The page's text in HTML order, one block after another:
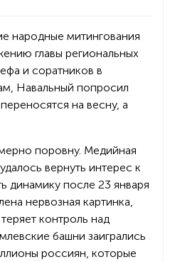
народные митингования
главы региональных
и соратников в
Навальный попросил
на весну, а
поровну. Медийная
вернуть интерес к
динамику после 23 января
нервозная картинка,
контроль над
башни заигрались
россиян, которые